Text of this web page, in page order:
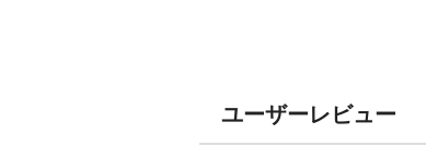
ユーザーレビュー